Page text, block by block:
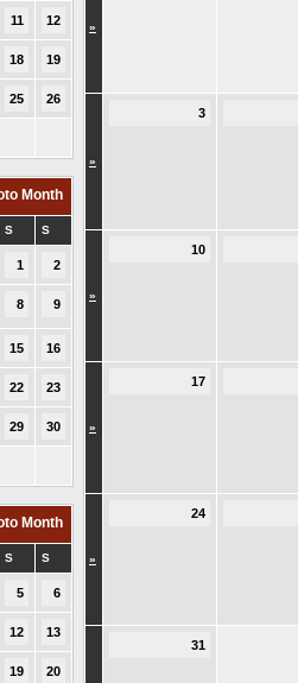
11 12
18 19
25 26
S S
1 2
8 9
15 16
22 23
29 30
S S
5 6
12 13
19 20
»
»
3
»
10
»
17
»
24
31